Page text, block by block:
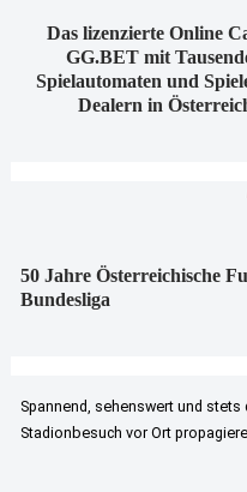
Das lizenzierte Online
GG.BET mit
Spielautomaten und
Dealern in
50 Jahre Österreichische
Bundesliga
Spannend, sehenswert und stets
Stadionbesuch vor Ort